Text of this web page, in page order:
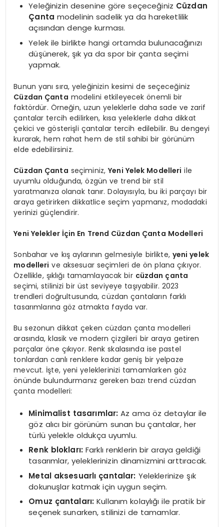
Yeleğinizin desenine göre seçeceğiniz Cüzdan
Çanta modelinin sadelik ya da hareketlilik
açısından denge kurması.
Yelek ile birlikte hangi ortamda bulunacağınızı
düşünerek, şık ya da spor bir çanta seçimi
yapmak.
Bunun yanı sıra, yeleğinizin kesimi de seçeceğiniz
Cüzdan Çanta modelini etkileyecek önemli bir
faktördür. Örneğin, uzun yeleklerle daha sade ve zarif
çantalar tercih edilirken, kısa yeleklerle daha dikkat
çekici ve gösterişli çantalar tercih edilebilir. Bu dengeyi
kurarak, hem rahat hem de stil sahibi bir görünüm
elde edebilirsiniz.
Cüzdan Çanta seçiminiz,Yeni Yelek Modelleri ile
uyumlu olduğunda, özgün ve trend bir stil
yaratmanıza olanak tanır. Dolayısıyla, bu iki parçayı bir
araya getirirken dikkatlice seçim yapmanız, modadaki
yerinizi güçlendirir.
Yeni Yelekler İçin En Trend Cüzdan Çanta Modelleri
Sonbahar ve kış aylarının gelmesiyle birlikte, yeni yelek
modelleri ve aksesuar seçimleri de ön plana çıkıyor.
Özellikle, şıklığı tamamlayacak bir cüzdan çanta
seçimi, stilinizi bir üst seviyeye taşıyabilir. 2023
trendleri doğrultusunda, cüzdan çantaların farklı
tasarımlarına göz atmakta fayda var.
Bu sezonun dikkat çeken cüzdan çanta modelleri
arasında, klasik ve modern çizgileri bir araya getiren
parçalar öne çıkıyor. Renk skalasında ise pastel
tonlardan canlı renklere kadar geniş bir yelpaze
mevcut. İşte, yeni yeleklerinizi tamamlarken göz
önünde bulundurmanız gereken bazı trend cüzdan
çanta modelleri:
Minimalist tasarımlar: Az ama öz detaylar ile
göz alıcı bir görünüm sunan bu çantalar, her
türlü yelekle oldukça uyumlu.
Renk blokları: Farklı renklerin bir araya geldiği
tasarımlar, yeleklerinizin dinamizmini arttıracak.
Metal aksesuarlı çantalar: Yeleklerinize şık
dokunuşlar katmak için uygun seçim.
Omuz çantaları: Kullanım kolaylığı ile pratik bir
seçenek sunarken, stilinizi de tamamlar.